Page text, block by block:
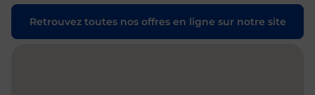
Retrouvez toutes nos offres en ligne sur notre site